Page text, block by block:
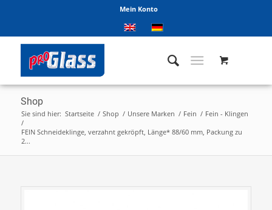
Mein Konto
Shop
Sie sind hier: Startseite / Shop / Unsere Marken / Fein / Fein - Klingen
/
FEIN Schneideklinge, verzahnt gekröpft, Länge* 88/60 mm, Packung zu
2...